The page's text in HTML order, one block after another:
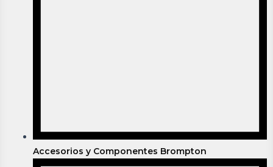
Accesorios y Componentes Brompton